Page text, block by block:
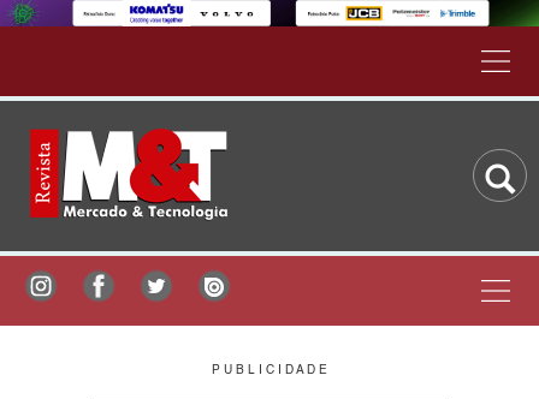
P U B L I C I D A D E